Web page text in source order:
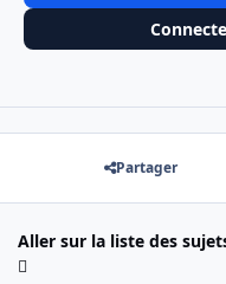
Partager
Aller sur la liste des